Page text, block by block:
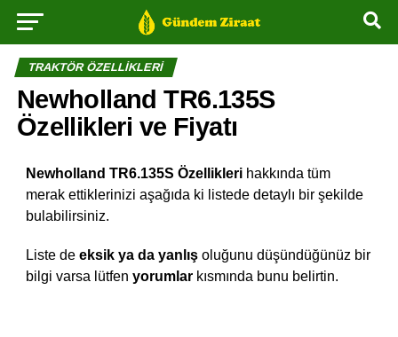
TRAKTÖR ÖZELLIKLERI
Newholland TR6.135S
Özellikleri ve Fiyatı
Newholland TR6.135S Özelliklerihakkında tüm
merak ettiklerinizi aşağıda ki listede detaylı bir şekilde
bulabilirsiniz.
Liste de eksik ya da yanlışoluğunu düşündüğünüz bir
bilgi varsa lütfen yorumlarkısmında bunu belirtin.